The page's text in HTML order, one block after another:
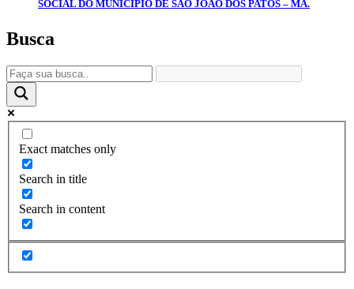
SOCIAL DO MUNICÍPIO DE SÃO JOÃO DOS PATOS – MA.
Busca
Exact matches only
Search in title
Search in content